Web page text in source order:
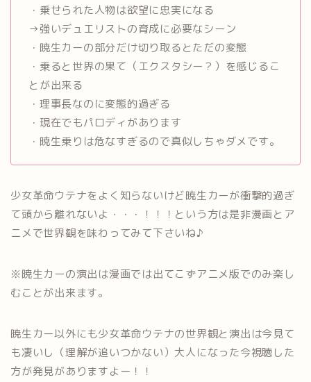
・乗せられた人物は欲望に忠実になる
→強いデュエリストの育成に必要なシーン
・暁生カーの部分だけ切り取るとただの変態
・乗ると世界の果て（エクスタシー？）を感じるこ
とが出来る
・理事長なのに変態的過ぎる
・現在でもパロディがあります
・暁生乗りは危なすぎるので真似しちゃダメです。
少女革命ウテナをよく知らないけど暁生カーが衝撃的過ぎ
て頭から離れないよ・・・！！！という方は是非漫画とア
ニメで世界観を味わってみて下さいね♪
※暁生カーの演出は漫画では出てこずアニメ版でのみ楽し
むことが出来ます。
暁生カー以外にも少女革命ウテナの世界観と演出は今見て
も凄いし（理解が追いつかない）大人になった今視聴した
方が発見がありますよー！！